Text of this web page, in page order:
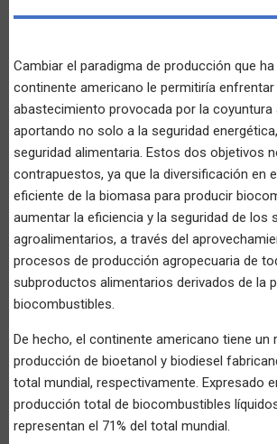
Cambiar el paradigma de producción que
continente americano le permitiría
abastecimiento provocada por la coyuntura
aportando no solo a la seguridad
seguridad alimentaria. Estos dos objetivos
contrapuestos, ya que la diversificación en
eficiente de la biomasa para producir
aumentar la eficiencia y la seguridad de los
agroalimentarios, a través del
procesos de producción agropecuaria de
subproductos alimentarios derivados de la
biocombustibles.
De hecho, el continente americano tiene un
producción de bioetanol y biodiesel
total mundial, respectivamente. Expresado
producción total de biocombustibles
representan el 71% del total mundial.